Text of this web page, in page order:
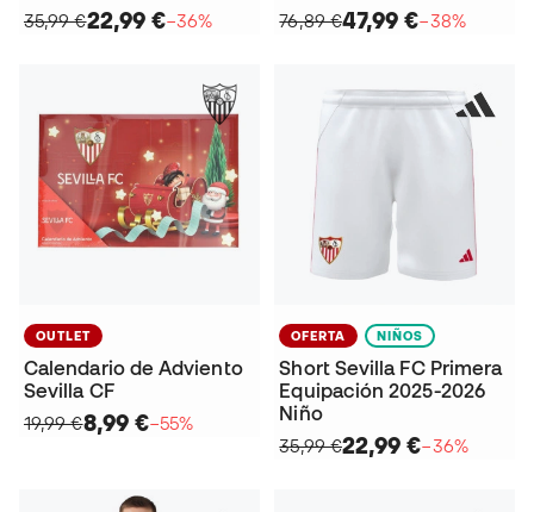
35,99 €22,99 €−36%
76,89 €47,99 €−38%
OUTLET
Calendario de Adviento
Sevilla CF
19,99 €8,99 €−55%
OFERTA NIÑOS
Short Sevilla FC Primera
Equipación 2025-2026
Niño
35,99 €22,99 €−36%